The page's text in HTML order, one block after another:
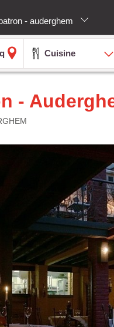
- auderghem
Cuisine
-